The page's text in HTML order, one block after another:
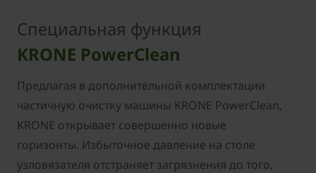
Специальная функция
KRONE PowerClean
Предлагая в дополнительной комплектации
частичную очистку машины KRONE PowerClean,
KRONE открывает совершенно новые
горизонты. Избыточное давление на столе
узловязателя отстраняет загрязнения до того,